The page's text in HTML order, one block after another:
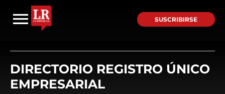
SUSCRIBIRSE
DIRECTORIO REGISTRO ÚNICO
EMPRESARIAL